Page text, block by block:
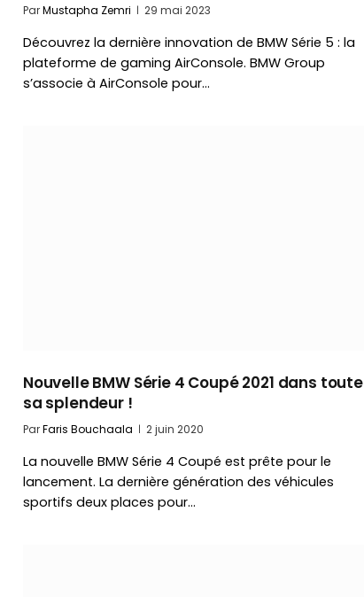
ParMustapha Zemri 29 mai 2023
Découvrez la dernière innovation de BMW Série 5 : la
plateforme de gaming AirConsole. BMW Group
s’associe à AirConsole pour…
Nouvelle BMW Série 4 Coupé 2021 dans toute
sa splendeur !
ParFaris Bouchaala 2 juin 2020
La nouvelle BMW Série 4 Coupé est prête pour le
lancement. La dernière génération des véhicules
sportifs deux places pour…